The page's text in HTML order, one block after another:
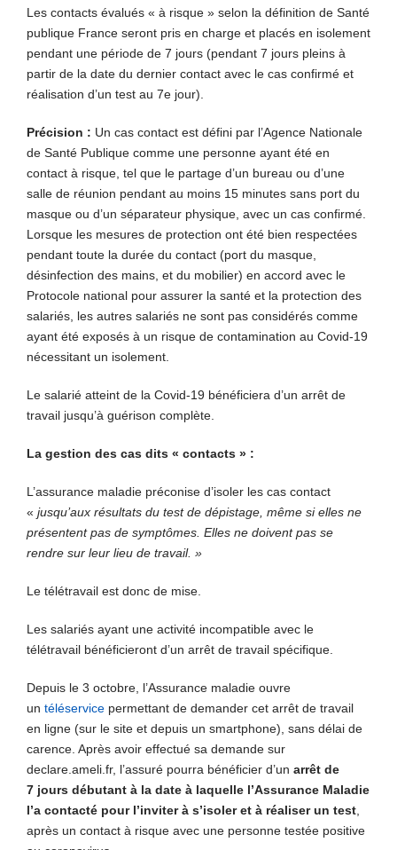
Les contacts évalués « à risque » selon la définition de Santé
publique France seront pris en charge et placés en isolement
pendant une période de 7 jours (pendant 7 jours pleins à
partir de la date du dernier contact avec le cas confirmé et
réalisation d’un test au 7e jour).
Précision : Un cas contact est défini par l’Agence Nationale
de Santé Publique comme une personne ayant été en
contact à risque, tel que le partage d’un bureau ou d’une
salle de réunion pendant au moins 15 minutes sans port du
masque ou d’un séparateur physique, avec un cas confirmé.
Lorsque les mesures de protection ont été bien respectées
pendant toute la durée du contact (port du masque,
désinfection des mains, et du mobilier) en accord avec le
Protocole national pour assurer la santé et la protection des
salariés, les autres salariés ne sont pas considérés comme
ayant été exposés à un risque de contamination au Covid-19
nécessitant un isolement.
Le salarié atteint de la Covid-19 bénéficiera d’un arrêt de
travail jusqu’à guérison complète.
La gestion des cas dits « contacts » :
L’assurance maladie préconise d’isoler les cas contact
« jusqu’aux résultats du test de dépistage, même si elles ne
présentent pas de symptômes. Elles ne doivent pas se
rendre sur leur lieu de travail. »
Le télétravail est donc de mise.
Les salariés ayant une activité incompatible avec le
télétravail bénéficieront d’un arrêt de travail spécifique.
Depuis le 3 octobre, l’Assurance maladie ouvre
un téléservice permettant de demander cet arrêt de travail
en ligne (sur le site et depuis un smartphone), sans délai de
carence. Après avoir effectué sa demande sur
declare.ameli.fr, l’assuré pourra bénéficier d’un arrêt de
7 jours débutant à la date à laquelle l’Assurance Maladie
l’a contacté pour l’inviter à s’isoler et à réaliser un test
après un contact à risque avec une personne testée positive